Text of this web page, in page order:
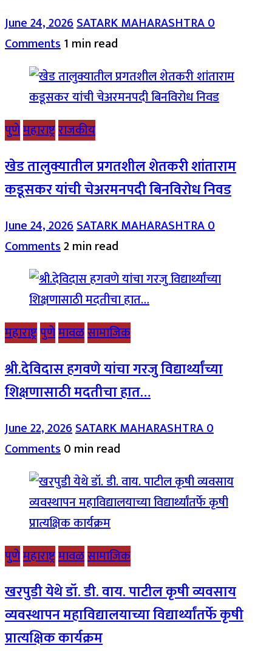
June 24, 2026SATARK MAHARASHTRA0
Comments1 min read
पुणेमहाराष्ट्रराजकीय
खेड तालुक्यातील प्रगतशील शेतकरी शांताराम
कडूसकर यांची चेअरमनपदी बिनविरोध निवड
June 24, 2026SATARK MAHARASHTRA0
Comments2 min read
महाराष्ट्रपुणेमावळसामाजिक
श्री.देविदास हगवणे यांचा गरजु विद्यार्थ्यांच्या
शिक्षणासाठी मदतीचा हात…
June 22, 2026SATARK MAHARASHTRA0
Comments0 min read
पुणेमहाराष्ट्रमावळसामाजिक
खरपुडी येथे डॉ. डी. वाय. पाटील कृषी व्यवसाय
व्यवस्थापन महाविद्यालयाच्या विद्यार्थ्यांतर्फे कृषी
प्रात्यक्षिक कार्यक्रम